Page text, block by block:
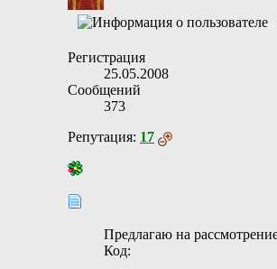
Регистрация
25.05.2008
Сообщений
373
Репутация: 17
Предлагаю на
Код: